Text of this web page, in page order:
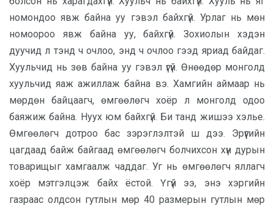
номондоо явж байна уу гэвэл байхгүй. Урлаг нь мөн
номоороо явж байна уу, байхгүй. Зохиолын хэдэн
дуучид л тэнд ч очлоо, энд ч очлоо гээд яриад байдаг.
Хуульчид нь зөв байна уу гэвэл үгүй. Өнөөдөр монголд
хуульчид яаж ажиллаж байна вэ. Хамгийн аймаар нь
мөрдөн байцаагч, өмгөөлөгч хоёр л монголд одоо
баяжиж байна. Нуух юм байхгүй. Би танд жишээ хэлье.
Өмгөөлөгч дотроо бас зэрэглэлтэй ш дээ. Эрүүгийн
цагдаад байж байгаад өмгөөлөгч болчихсон хүн дурын
товарищыг хамгаалж чаддаг. Уг нь өмгөөлөгч яллагч
хоёр мэтгэлцэж байх ёстой. Үгүй ээ, энэ хэргийн
газраас олдсон гутлын мөр 40 размерын гутлын мөр